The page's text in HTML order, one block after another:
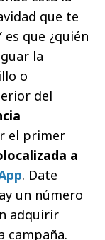
que te
que ¿quién
la
o
del
el primer
a
. Date
un número
adquirir
campaña.